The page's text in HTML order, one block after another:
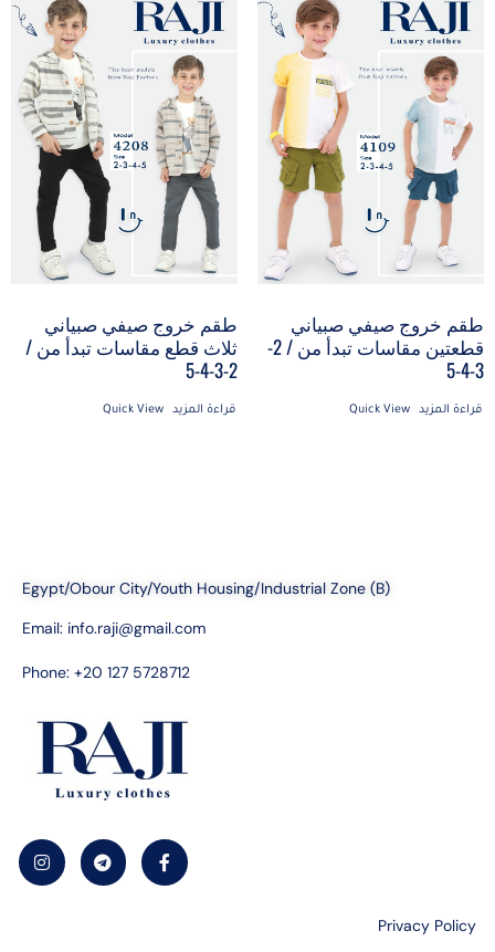
طقم خروج صيفي صبياني
قطعتين مقاسات تبدأ من / 2-
3-4-5
قراءة المزيد Quick View
طقم خروج صيفي صبياني
ثلاث قطع مقاسات تبدأ من /
2-3-4-5
قراءة المزيد Quick View
Egypt/Obour City/Youth Housing/Industrial Zone (B)
Email: info.raji@gmail.com
Phone: +20 127 5728712
Privacy Policy